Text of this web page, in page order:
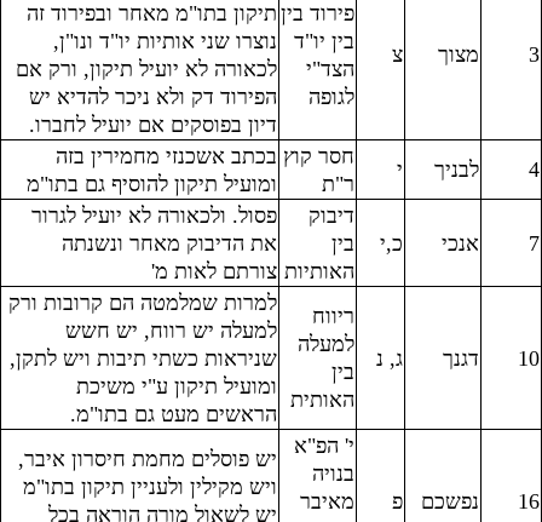
3 מצוך צ
פירוד בין
בין יו"ד
הצד"י
לגופה
תיקון בתו"מ מאחר ובפירוד זה
נוצרו שני אותיות יו"ד ונו"ן,
לכאורה לא יועיל תיקון, ורק אם
הפירוד דק ולא ניכר להדיא יש
דיון בפוסקים אם יועיל לחברו.
4
לבניך י
חסר קוץ
ר"ת
בכתב אשכנזי מחמירין בזה
ומועיל תיקון להוסיף גם בתו"מ
7 אנכי כ,י
דיבוק
בין
האותיות
פסול. ולכאורה לא יועיל לגרור
את הדיבוק מאחר ונשנתה
צורתם לאות מ'
10 דגנך ג, נ
ריווח
למעלה
בין
האותית
למרות שמלמטה הם קרובות ורק
למעלה יש רווח, יש חשש
שניראות כשתי תיבות ויש לתקן,
ומועיל תיקון ע"י משיכת
הראשים מעט גם בתו"מ.
16 נפשכם פ
י' הפ"א
בנויה
מאיבר
יש פוסלים מחמת חיסרון איבר,
ויש מקילין ולעניין תיקון בתו"מ
יש לשאול מורה הוראה בכל